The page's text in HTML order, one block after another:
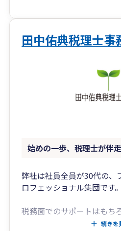
田中佑典税理士事
始めの一歩、税理士が伴走
弊社は社員全員が30代の、
ロフェッショナル集団です。
税務面でのサポートはもち
サポートなど特に新規創業
続きを